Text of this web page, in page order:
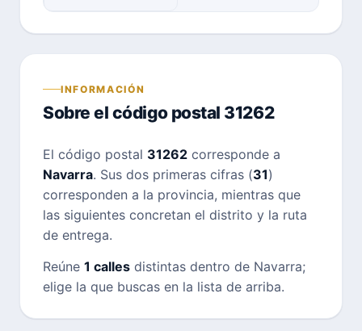
INFORMACIÓN
Sobre el código postal 31262
El código postal 31262 corresponde a
Navarra. Sus dos primeras cifras (31)
corresponden a la provincia, mientras que
las siguientes concretan el distrito y la ruta
de entrega.
Reúne 1 calles distintas dentro de Navarra;
elige la que buscas en la lista de arriba.